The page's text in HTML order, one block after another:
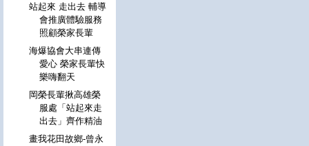
站起來 走出去 輔導
會推廣體驗服務
照顧榮家長輩
海爆協會大串連傳
愛心 榮家長輩快
樂嗨翻天
岡榮長輩揪高雄榮
服處「站起來走
出去」齊作精油
畫我花田故鄉-曾永